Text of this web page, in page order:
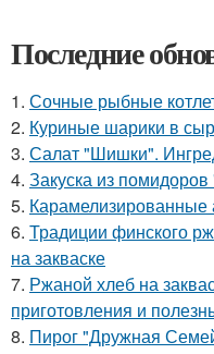
Последние
1. Сочные рыбные
2. Куриные шарики в
3. Салат "Шишки".
4. Закуска из
5. Карамелизированные
6. Традиции финского
на закваске
7. Ржаной хлеб на
приготовления и
8. Пирог "Дружная